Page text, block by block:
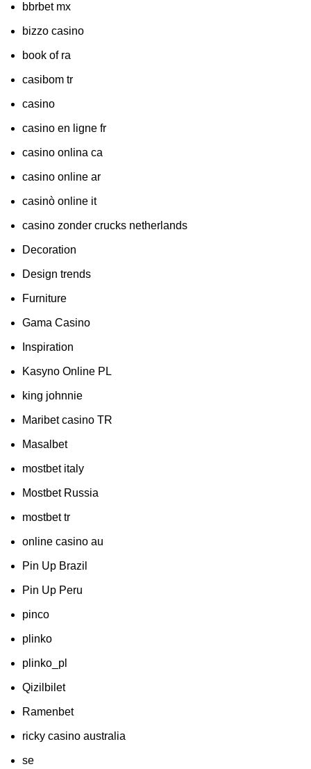
bbrbet mx
bizzo casino
book of ra
casibom tr
casino
casino en ligne fr
casino onlina ca
casino online ar
casinò online it
casino zonder crucks netherlands
Decoration
Design trends
Furniture
Gama Casino
Inspiration
Kasyno Online PL
king johnnie
Maribet casino TR
Masalbet
mostbet italy
Mostbet Russia
mostbet tr
online casino au
Pin Up Brazil
Pin Up Peru
pinco
plinko
plinko_pl
Qizilbilet
Ramenbet
ricky casino australia
se